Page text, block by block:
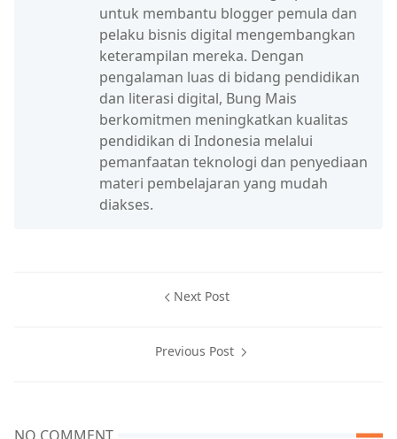
untuk membantu blogger pemula dan
pelaku bisnis digital mengembangkan
keterampilan mereka. Dengan
pengalaman luas di bidang pendidikan
dan literasi digital, Bung Mais
berkomitmen meningkatkan kualitas
pendidikan di Indonesia melalui
pemanfaatan teknologi dan penyediaan
materi pembelajaran yang mudah
diakses.
Next Post
Previous Post